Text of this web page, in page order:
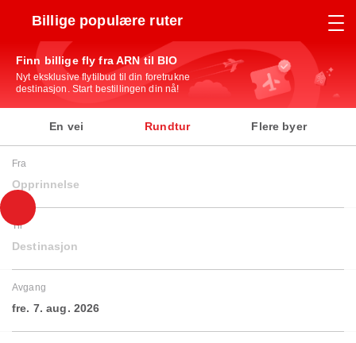
Billige populære ruter
Finn billige fly fra ARN til BIO
Nyt eksklusive flytilbud til din foretrukne
destinasjon. Start bestillingen din nå!
En vei Rundtur Flere byer
Fra
Opprinnelse
Til
Destinasjon
Avgang
fre. 7. aug. 2026